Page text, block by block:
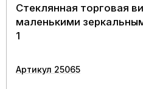
Стеклянная торговая
маленькими
1
Артикул 25065